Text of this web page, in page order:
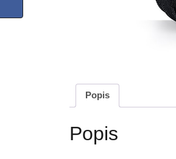
Popis
Popis